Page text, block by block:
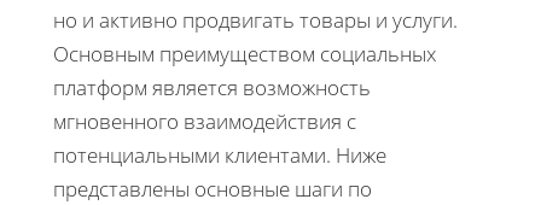
но и активно продвигать товары и услуги.
Основным преимуществом социальных
платформ является возможность
мгновенного взаимодействия с
потенциальными клиентами. Ниже
представлены основные шаги по